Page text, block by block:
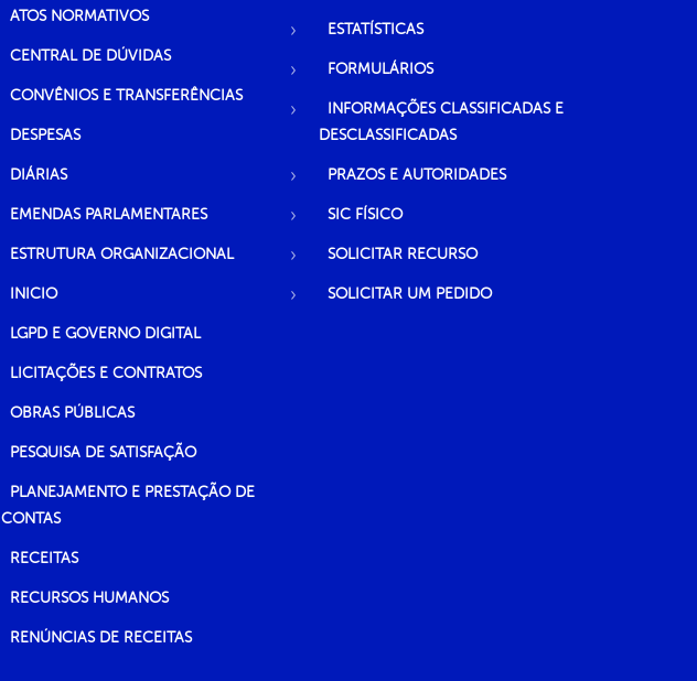
ATOS NORMATIVOS
CENTRAL DE DÚVIDAS
CONVÊNIOS E TRANSFERÊNCIAS
DESPESAS
DIÁRIAS
EMENDAS PARLAMENTARES
ESTRUTURA ORGANIZACIONAL
INICIO
LGPD E GOVERNO DIGITAL
LICITAÇÕES E CONTRATOS
OBRAS PÚBLICAS
PESQUISA DE SATISFAÇÃO
PLANEJAMENTO E PRESTAÇÃO DE
CONTAS
RECEITAS
RECURSOS HUMANOS
RENÚNCIAS DE RECEITAS
ESTATÍSTICAS
FORMULÁRIOS
INFORMAÇÕES CLASSIFICADAS E
DESCLASSIFICADAS
PRAZOS E AUTORIDADES
SIC FÍSICO
SOLICITAR RECURSO
SOLICITAR UM PEDIDO